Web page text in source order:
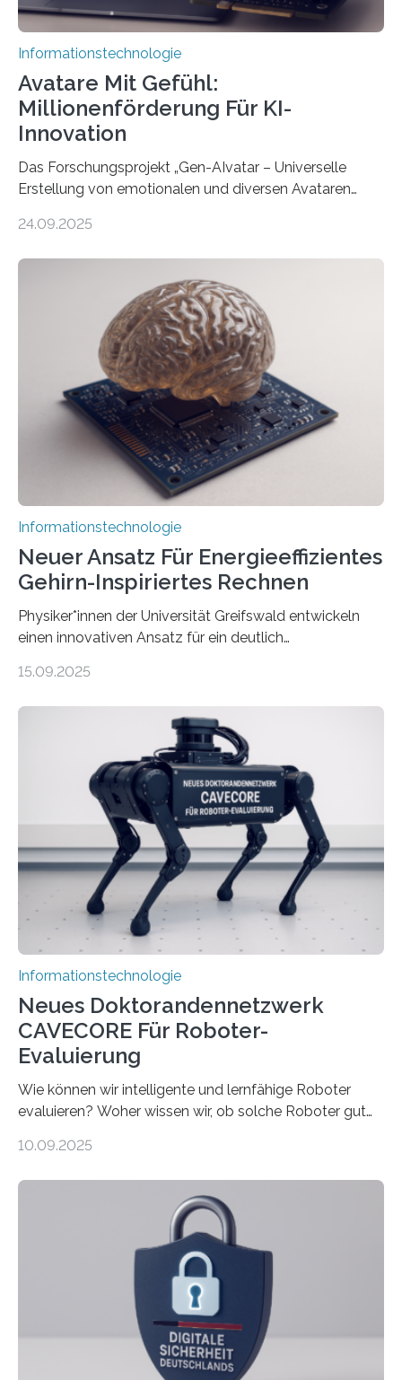
Informationstechnologie
Avatare Mit Gefühl:
Millionenförderung Für KI-
Innovation
Das Forschungsprojekt „Gen-AIvatar – Universelle
Erstellung von emotionalen und diversen Avataren
Förderung in Höhe von rund 2 Millionen Euro. Dabei
der MindPort GmbH eine neuartige, KI-gestützte
Lösung zur Erzeugung von Emotionen für realistische
Avatare. Gen-AIvatar entwickelt innovative und
kosteneffiziente Methoden, um lebensechte Avatare zu
erstellen. „Besonders wichtig ist uns eine ganzheitliche
Animation, bei der Stimme, Körperbewegung, Gestik
und Mimik im Einklang sind…
24.09.2025
Informationstechnologie
Neuer Ansatz Für Energieeffizientes
Gehirn-Inspiriertes Rechnen
Physiker*innen der Universität Greifswald entwickeln
einen innovativen Ansatz für ein deutlich
Lösungsweg ist inspiriert vom menschlichen Gehirn. Die
stellt die heutige Computertechnik vor
Herausforderungen. Herkömmliche Silizium-
Prozessoren stoßen an ihre Grenzen: Sie verbrauchen
viel Energie, die Speicher- und Verarbeitungseinheiten
sind voneinander getrennt und die Datenübertragung
bremst komplexe Anwendungen aus. Da KI-Modelle
immer größer werden und riesige Datenmengen
verarbeiten müssen, steigt der Bedarf an neuen
Rechenarchitekturen. Neben Quantencomputern
rücken dabei insbesondere…
15.09.2025
Informationstechnologie
Neues Doktorandennetzwerk
CAVECORE Für Roboter-
Evaluierung
Wie können wir intelligente und lernfähige Roboter
evaluieren? Woher wissen wir, ob solche Roboter gut
sich CAVECORE – ein neues Marie Skłodowska-Curie
koordiniert wird. Ab dem 1. September werden sich
über einen Zeitraum von vier Jahren insgesamt 15
Promovierende im Rahmen von CAVECORE mit
kognitiven Robotern beschäftigen – also mit Robotern,
die mittels Sensoren ihre Umgebung erfassen,
Informationen verarbeiten und häufig auch mit…
10.09.2025